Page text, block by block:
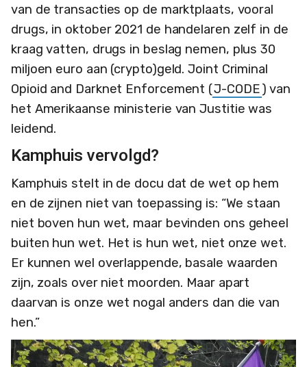
van de transacties op de marktplaats, vooral
drugs, in oktober 2021 de handelaren zelf in de
kraag vatten, drugs in beslag nemen, plus 30
miljoen euro aan (crypto)geld. Joint Criminal
Opioid and Darknet Enforcement (J-CODE) van
het Amerikaanse ministerie van Justitie was
leidend.
Kamphuis vervolgd?
Kamphuis stelt in de docu dat de wet op hem
en de zijnen niet van toepassing is: “We staan
niet boven hun wet, maar bevinden ons geheel
buiten hun wet. Het is hun wet, niet onze wet.
Er kunnen wel overlappende, basale waarden
zijn, zoals over niet moorden. Maar apart
daarvan is onze wet nogal anders dan die van
hen.”